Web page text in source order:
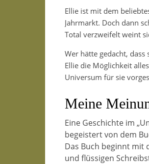
Ellie ist mit dem
Jahrmarkt. Doch dann
Total verzweifelt weint
Wer hätte gedacht,
Ellie die Möglichkeit
Universum für sie
Meine
Eine Geschichte im
begeistert von dem
Das Buch beginnt mit
und flüssigen